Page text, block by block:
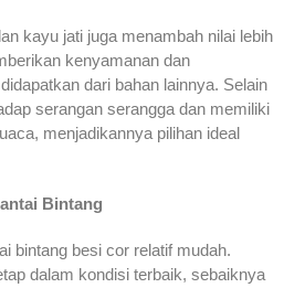
kayu jati juga menambah nilai lebih
kenyamanan dan
dari bahan lainnya. Selain
serangan serangga dan memiliki
menjadikannya pilihan ideal
Bintang
bintang besi cor relatif mudah.
dalam kondisi terbaik, sebaiknya